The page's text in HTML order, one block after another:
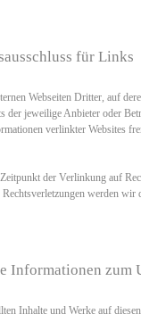
für Links
Webseiten Dritter, auf
der jeweilige Anbieter oder
verlinkter Websites
der Verlinkung auf
werden wir
Informationen zum
Inhalte und Werke auf